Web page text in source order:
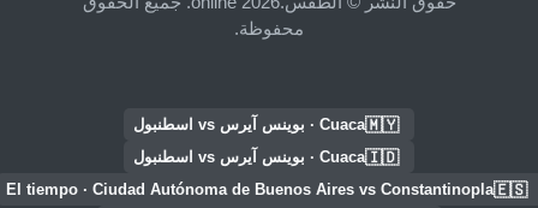
محفوظة.
🇲🇾Cuaca · بوينس آيرس vs اسطنبول
🇮🇩Cuaca · بوينس آيرس vs اسطنبول
🇪🇸
El tiempo · Ciudad Autónoma de Buenos Aires vs Constantinopla